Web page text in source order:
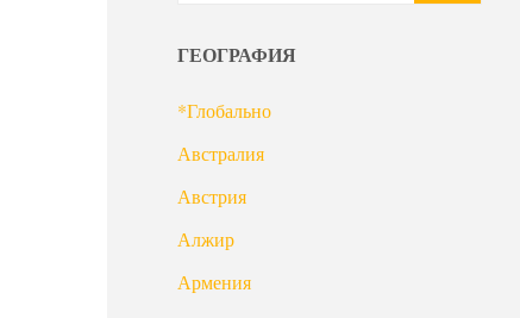
ГЕОГРАФИЯ
*Глобально
Австралия
Австрия
Алжир
Армения